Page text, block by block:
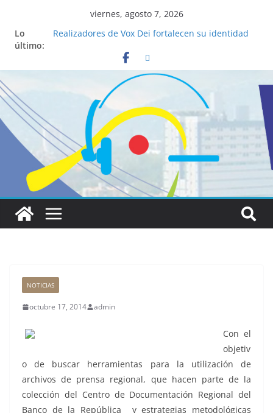
viernes, agosto 7, 2026
Lo
último:
Realizadores de Vox Dei fortalecen su identidad
La ciencia desvela los 5 secretos que tiene
fácilmente un católico para convertirse en
“Superancianos”
Pop Up Market atrae a cientos de visitantes y
dinamiza la economía local
Salud mental a la mesa: la importancia de
hablarlo en familia
Lo que tienen en común la nueva Película Toy
Story 5 y el Papa León XIV
NOTICIAS
octubre 17, 2014 admin
Con el
objetiv
o de buscar herramientas para la utilización de
archivos de prensa regional, que hacen parte de la
colección del Centro de Documentación Regional del
Banco de la República y estrategias metodológicas